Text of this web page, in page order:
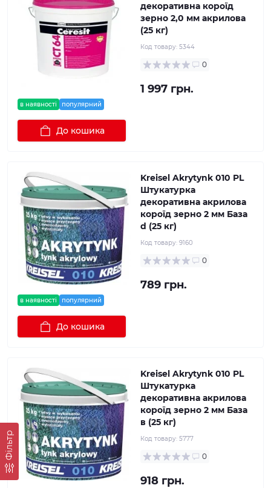
Фільтр
в наявності популярний
декоративна короїд
зерно 2,0 мм акрилова
(25 кг)
Код товару: 5344
0
1 997 грн.
До кошика
в наявності популярний
Kreisel Akrytynk 010 PL
Штукатурка
декоративна акрилова
короїд зерно 2 мм База
d (25 кг)
Код товару: 9160
0
789 грн.
До кошика
Kreisel Akrytynk 010 PL
Штукатурка
декоративна акрилова
короїд зерно 2 мм База
в (25 кг)
Код товару: 5777
0
918 грн.